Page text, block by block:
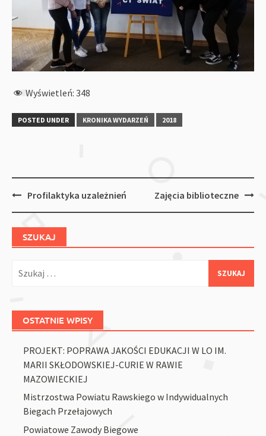
Wyświetleń: 348
POSTED UNDER KRONIKA WYDARZEŃ 2018
PostProfilaktyka uzależnień Zajęcia biblioteczne
SZUKAJ
OSTATNIE WPISY
PROJEKT: POPRAWA JAKOŚCI EDUKACJI W LO IM.
MARII SKŁODOWSKIEJ-CURIE W RAWIE
MAZOWIECKIEJ
Mistrzostwa Powiatu Rawskiego w Indywidualnych
Biegach Przełajowych
Powiatowe Zawody Biegowe